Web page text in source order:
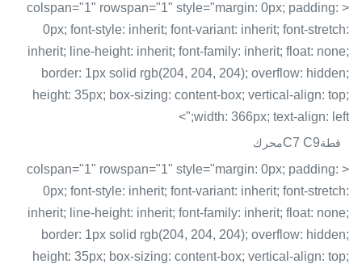
< colspan="1" rowspan="1" style="margin: 0px; padding:
0px; font-style: inherit; font-variant: inherit; font-stretch:
inherit; line-height: inherit; font-family: inherit; float: none;
border: 1px solid rgb(204, 204, 204); overflow: hidden;
height: 35px; box-sizing: content-box; vertical-align: top;
width: 366px; text-align: left;">
قطةC7 C9محرك
< colspan="1" rowspan="1" style="margin: 0px; padding:
0px; font-style: inherit; font-variant: inherit; font-stretch:
inherit; line-height: inherit; font-family: inherit; float: none;
border: 1px solid rgb(204, 204, 204); overflow: hidden;
height: 35px; box-sizing: content-box; vertical-align: top;